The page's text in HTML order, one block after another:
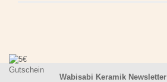
https://www.google.de/intl/de/policies/privacy/
Wabisabi Keramik Newsletter